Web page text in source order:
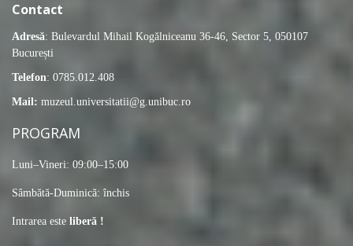
Contact
Adresă: Bulevardul Mihail Kogălniceanu 36-46, Sector 5, 050107
București
Telefon: 0785.012.408
Mail: muzeul.universitatii@g.unibuc.ro
PROGRAM
Luni–Vineri: 09:00–15:00
Sâmbătă-Duminică: închis
Intrarea este liberă !